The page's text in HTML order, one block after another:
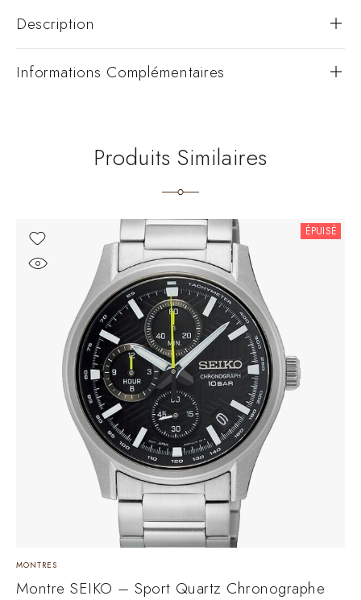
Description
Informations Complémentaires
Produits Similaires
ÉPUISÉ
MONTRES
Montre SEIKO – Sport Quartz Chronographe